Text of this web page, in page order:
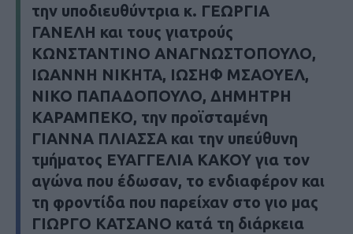
την υποδιευθύντρια κ. ΓΕΩΡΓΙΑ
ΓΑΝΕΛΗ και τους γιατρούς
ΚΩΝΣΤΑΝΤΙΝΟ ΑΝΑΓΝΩΣΤΟΠΟΥΛΟ,
ΙΩΑΝΝΗ ΝΙΚΗΤΑ, ΙΩΣΗΦ ΜΣΑΟΥΕΛ,
ΝΙΚΟ ΠΑΠΑΔΟΠΟΥΛΟ, ΔΗΜΗΤΡΗ
ΚΑΡΑΜΠΕΚΟ, την προϊσταμένη
ΓΙΑΝΝΑ ΠΛΙΑΣΣΑ και την υπεύθυνη
τμήματος ΕΥΑΓΓΕΛΙΑ ΚΑΚΟΥ για τον
αγώνα που έδωσαν, το ενδιαφέρον και
τη φροντίδα που παρείχαν στο γιο μας
ΓΙΩΡΓΟ ΚΑΤΣΑΝΟ κατά τη διάρκεια